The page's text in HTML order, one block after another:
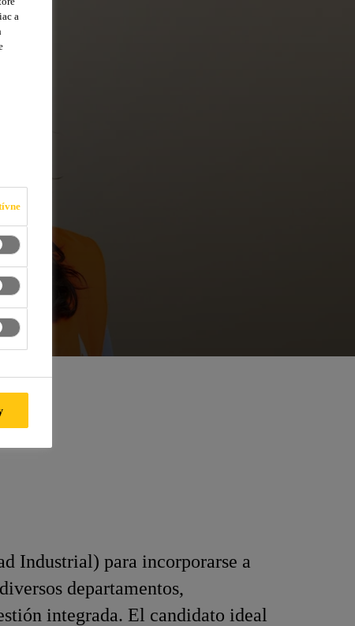
Industrial) para incorporarse a
departamentos,
integrada. El candidato ideal
a